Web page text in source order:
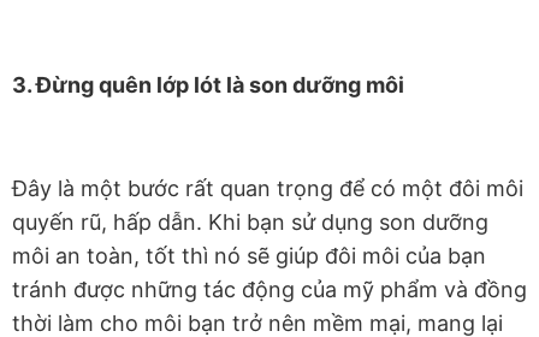
3. Đừng quên lớp lót là son dưỡng môi
Đây là một bước rất quan trọng để có một đôi môi
quyến rũ, hấp dẫn. Khi bạn sử dụng son dưỡng
môi an toàn, tốt thì nó sẽ giúp đôi môi của bạn
tránh được những tác động của mỹ phẩm và đồng
thời làm cho môi bạn trở nên mềm mại, mang lại